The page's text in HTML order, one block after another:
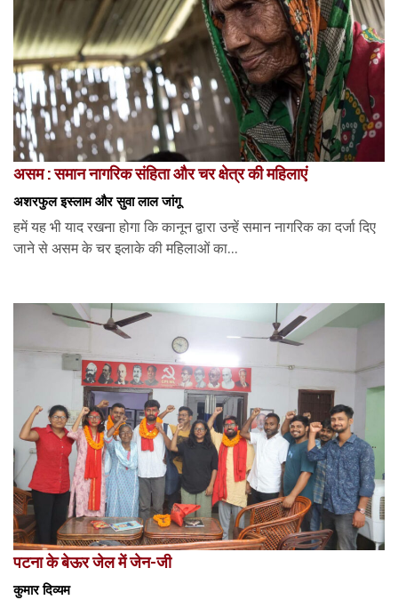
असम : समान नागरिक संहिता और चर क्षेत्र की महिलाएं
अशरफुल इस्लाम और सुवा लाल जांगू
हमें यह भी याद रखना होगा कि कानून द्वारा उन्हें समान नागरिक का दर्जा दिए
जाने से असम के चर इलाके की महिलाओं का...
पटना के बेऊर जेल में जेन-जी
कुमार दिव्यम